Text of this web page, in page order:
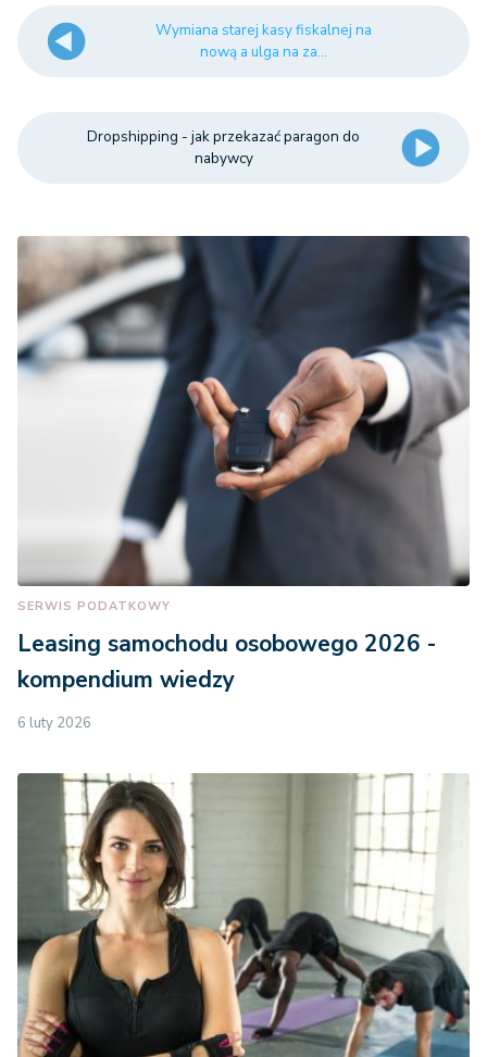
Wymiana starej kasy fiskalnej na
nową a ulga na za...
Dropshipping - jak przekazać paragon do
nabywcy
SERWIS PODATKOWY
Leasing samochodu osobowego 2026 -
kompendium wiedzy
6 luty 2026